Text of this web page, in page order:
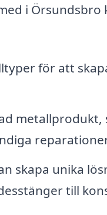
i Örsundsbro
för att
metallprodukt,
skapa unika
till